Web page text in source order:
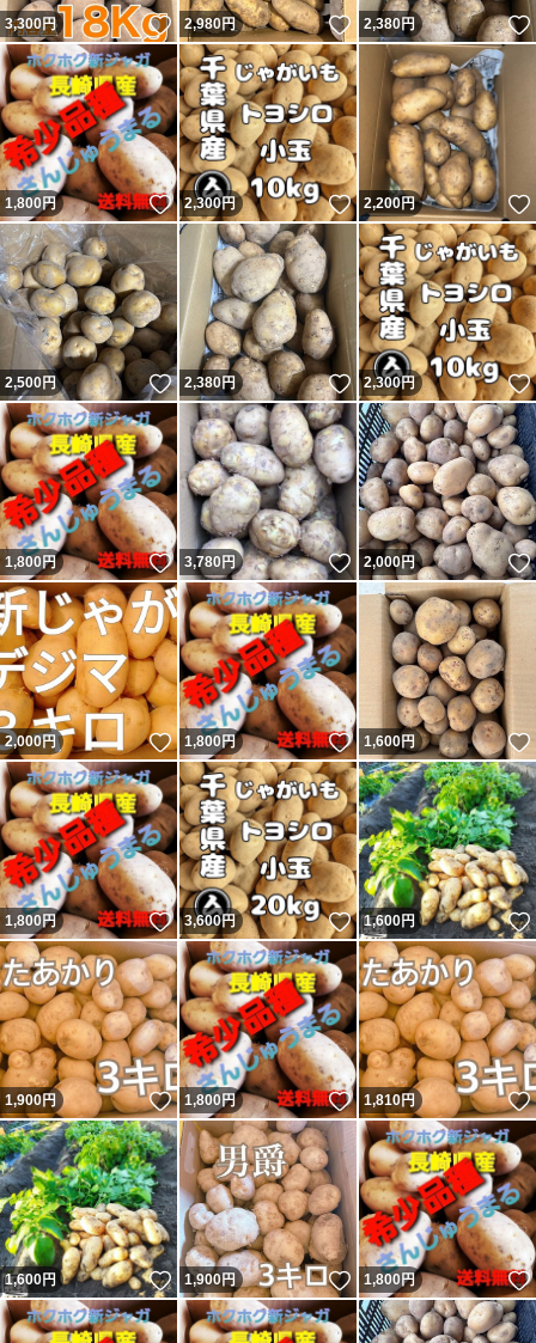
3,300円 いいね！
2,980円 いいね！
2,380円
1,800 円 いいね！
2,300円 いいね！
2,200円
2,500円 いいね！
2,380円 いいね！
2,300円
1,800 円 いいね！
3,780円 いいね！
2,000円
2,000円 いいね！
1,800 円 いいね！
1,600円
1,800 円 いいね！
3,600円 いいね！
1,600円
1,900円 いいね！
1,800 円 いいね！
1,810円
1,600円 いいね！
1,900円 いいね！
1,800 円